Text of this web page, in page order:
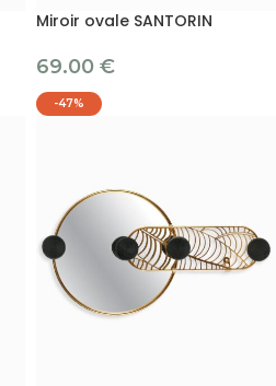
Miroir ovale SANTORIN
69.00 €
-47%